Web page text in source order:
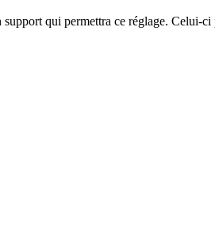
qui permettra ce réglage.